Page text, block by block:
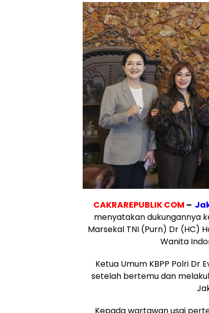
CAKRAREPUBLIK COM –
menyatakan dukungannya
Marsekal TNI (Purn) Dr (HC)
Wanita
Ketua Umum KBPP Polri Dr
setelah bertemu dan